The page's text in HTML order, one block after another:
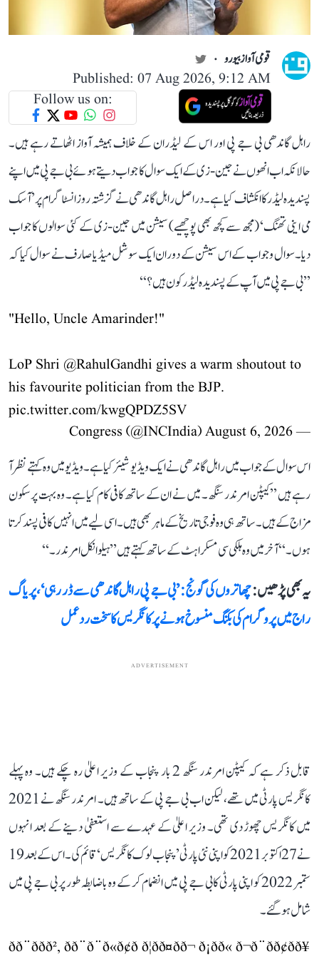
قومی آواز بیورو
Published: 07 Aug 2026, 9:12 AM
Follow us on:
راہل گاندھی بی جے پی اور اس کے لیڈران کے خلاف ہمیشہ آواز اٹھاتے رہے ہیں۔
حالانکہ اب انھوں نے جین-زی کے ایک سوال کا جواب دیتے ہوئے بی جے پی میں اپنے
پسندیدہ لیڈر کا انکشاف کیا ہے۔ دراصل راہل گاندھی نے گزشتہ روز انسٹاگرام پر ’آسک
می اینی تھنگ‘ (مجھ سے کچھ بھی پوچھیے) سیشن میں جین-زی کے کئی سوالوں کا جواب
دیا۔ سوال و جواب کے اس سیشن کے دوران ایک سوشل میڈیا صارف نے سوال کیا کہ
’’بی جے پی میں آپ کے پسندیدہ لیڈر کون ہیں؟‘‘
"Hello, Uncle Amarinder!"
LoP Shri @RahulGandhi gives a warm shoutout to
his favourite politician from the BJP.
pic.twitter.com/kwgQPDZ5SV
— Congress (@INCIndia)
August 6, 2026
اس سوال کے جواب میں راہل گاندھی نے ایک ویڈیو شیئر کیا ہے۔ ویڈیو میں وہ کہتے نظر آ
رہے ہیں ’’کیپٹن امرندر سنگھ۔ میں نے ان کے ساتھ کافی کام کیا ہے۔ وہ بہت پرسکون
مزاج کے ہیں۔ ساتھ ہی وہ فوجی تاریخ کے ماہر بھی ہیں۔ اسی لیے میں انہیں کافی پسند کرتا
ہوں۔‘‘ آخر میں وہ ہلکی سی مسکراہٹ کے ساتھ کہتے ہیں ’’ہیلو انکل امرندر۔‘‘
یہ بھی پڑھیں :چھاتروں کی گونج: ’بی جے پی راہل گاندھی سے ڈر رہی‘، پریاگ
راج میں پروگرام کی بکنگ منسوخ ہونے پر کانگریس کا سخت ردعمل
ADVERTISEMENT
قابل ذکر ہے کہ کیپٹن امرندر سنگھ 2 بار پنجاب کے وزیر اعلیٰ رہ چکے ہیں۔ وہ پہلے
کانگریس پارٹی میں تھے، لیکن اب بی جے پی کے ساتھ ہیں۔ امرندر سنگھ نے 2021
میں کانگریس چھوڑ دی تھی۔ وزیر اعلیٰ کے عہدے سے استعفیٰ دینے کے بعد انہوں
نے 27 اکتوبر 2021 کو اپنی نئی پارٹی ’پنجاب لوک کانگریس‘ قائم کی۔ اس کے بعد 19
ستمبر 2022 کو اپنی پارٹی کا بی جے پی میں انضمام کر کے وہ باضابطہ طور پر بی جے پی میں
شامل ہو گئے۔
ðð¨ððð², ðð¨ð¨ð«ð¢ð ð¦ðð¤ðð¬ ð¡ðð« ð¬ð¨ðð¢ðð¥